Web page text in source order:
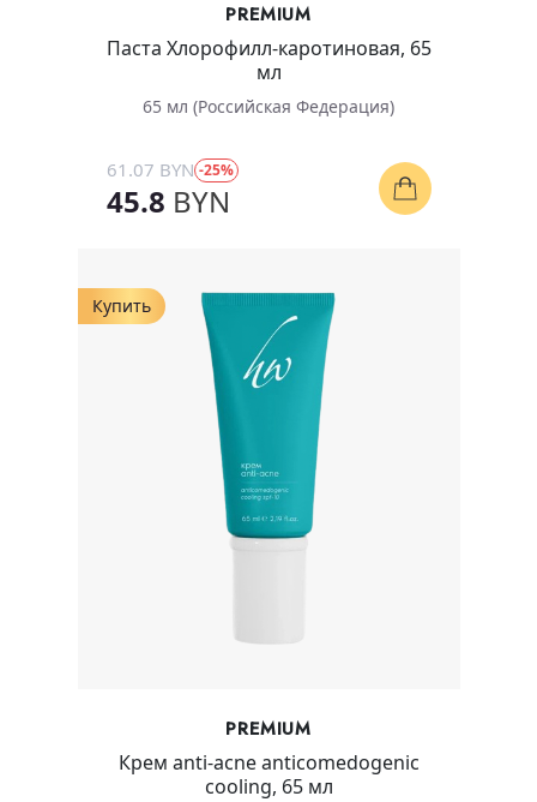
PREMIUM
Паста Хлорофилл-каротиновая, 65
мл
65 мл (Российская Федерация)
61.07 BYN -25%
45.8 BYN
Купить
PREMIUM
Крем anti-acne anticomedogenic
cooling, 65 мл